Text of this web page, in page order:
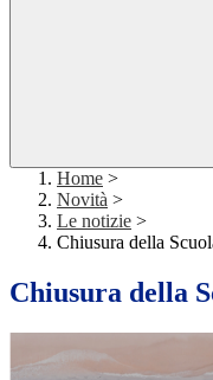
Home >
Novità >
Le notizie >
Chiusura della
Chiusura della